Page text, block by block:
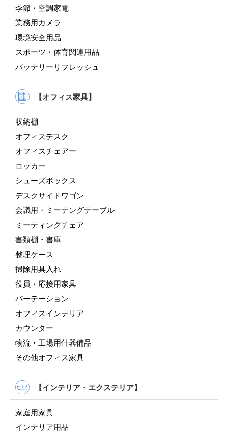
季節・空調家電
業務用カメラ
環境安全用品
スポーツ・体育関連用品
バッテリーリフレッシュ
【オフィス家具】
収納棚
オフィスデスク
オフィスチェアー
ロッカー
シューズボックス
デスクサイドワゴン
会議用・ミーテングテーブル
ミーティングチェア
書類棚・書庫
整理ケース
掃除用具入れ
役員・応接用家具
パーテーション
オフィスインテリア
カウンター
物流・工場用什器備品
その他オフィス家具
【インテリア・エクステリア】
家庭用家具
インテリア用品